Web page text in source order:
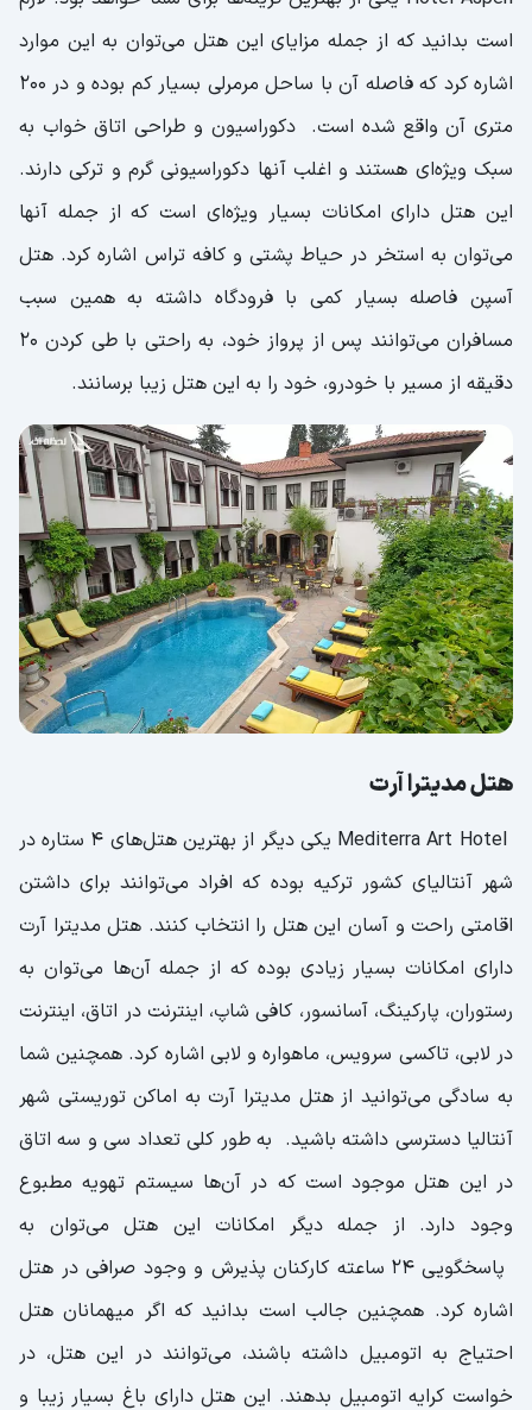
است بدانید که از جمله مزایای این هتل می‌توان به این موارد
اشاره کرد که فاصله آن با ساحل مرمرلی بسیار کم بوده و در ۲۰۰
متری آن واقع شده است. دکوراسیون و طراحی اتاق خواب به
سبک ویژه‌ای هستند و اغلب آنها دکوراسیونی گرم و ترکی دارند‌.
این هتل دارای امکانات بسیار ویژه‌ای است که از جمله آنها
می‌توان به استخر در حیاط پشتی و کافه تراس اشاره کرد. هتل
آسپن فاصله بسیار کمی با فرودگاه داشته به همین سبب
مسافران می‌توانند پس از پرواز خود، به راحتی با طی کردن ۲۰
دقیقه از مسیر با خودرو، خود را به این هتل زیبا برسانند.
هتل مدیترا آرت
Mediterra Art Hotel یکی دیگر از بهترین هتل‌های ۴ ستاره در
شهر آنتالیای کشور ترکیه بوده که افراد می‌توانند برای داشتن
اقامتی راحت و آسان این هتل را انتخاب کنند. هتل مدیترا آرت
دارای امکانات بسیار زیادی بوده که از جمله آن‌ها می‌توان به
رستوران، پارکینگ، آسانسور، کافی شاپ، اینترنت در اتاق، اینترنت
در لابی، تاکسی سرویس، ماهواره و لابی اشاره کرد. همچنین شما
به سادگی می‌توانید از هتل مدیترا آرت به اماکن توریستی شهر
آنتالیا دسترسی داشته باشید. به طور کلی تعداد سی و سه اتاق
در این هتل موجود است که در آن‌ها سیستم تهویه مطبوع
وجود دارد. از جمله دیگر امکانات این هتل می‌توان به
پاسخگویی ۲۴ ساعته کارکنان پذیرش و وجود صرافی در هتل
اشاره کرد. همچنین جالب است بدانید که اگر میهمانان هتل
احتیاج به اتومبیل داشته باشند، می‌توانند در این هتل، در
خواست کرایه اتومبیل بدهند. این هتل دارای باغ بسیار زیبا و